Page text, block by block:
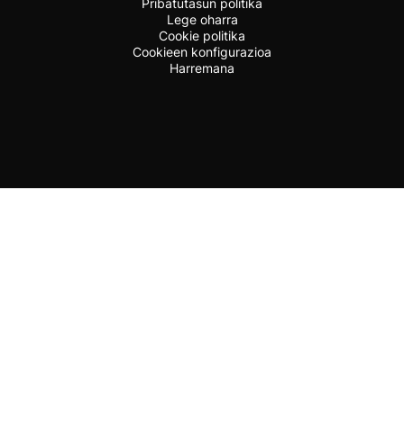
Pribatutasun politika
Lege oharra
Cookie politika
Cookieen konfigurazioa
Harremana